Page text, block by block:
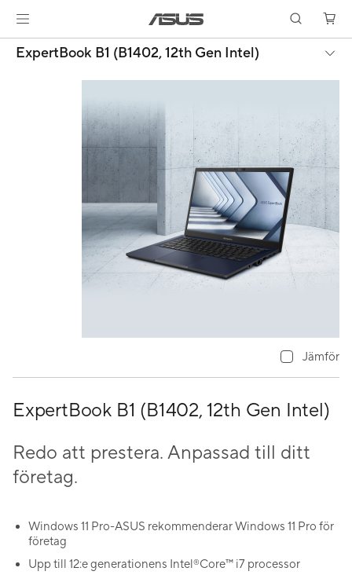
ExpertBook B1 (B1402, 12th Gen Intel)
ExpertBook B1 (B1402, 12th Gen Intel)
Redo att prestera. Anpassad till ditt
företag.
Windows 11 Pro-ASUS rekommenderar Windows 11 Pro för
företag
Upp till 12:e generationens Intel®Core™ i7 processor
Jämför